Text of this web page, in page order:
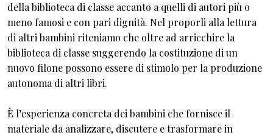
della biblioteca di classe accanto a quelli di autori più o
meno famosi e con pari dignità. Nel proporli alla lettura
di altri bambini riteniamo che oltre ad arricchire la
biblioteca di classe suggerendo la costituzione di un
nuovo filone possono essere di stimolo per la produzione
autonoma di altri libri.
È l’esperienza concreta dei bambini che fornisce il
materiale da analizzare, discutere e trasformare in